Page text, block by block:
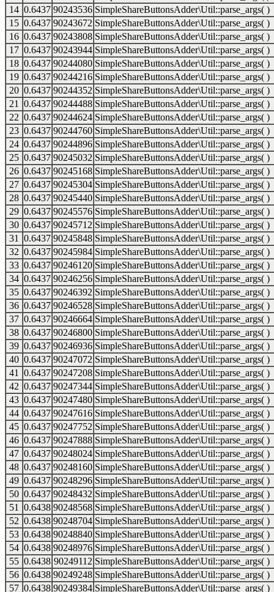
14 0.6437 90243536 SimpleShareButtonsAdder\Util::parse_args( )
15 0.6437 90243672 SimpleShareButtonsAdder\Util::parse_args( )
16 0.6437 90243808 SimpleShareButtonsAdder\Util::parse_args( )
17 0.6437 90243944 SimpleShareButtonsAdder\Util::parse_args( )
18 0.6437 90244080 SimpleShareButtonsAdder\Util::parse_args( )
19 0.6437 90244216 SimpleShareButtonsAdder\Util::parse_args( )
20 0.6437 90244352 SimpleShareButtonsAdder\Util::parse_args( )
21
0.6437 90244488 SimpleShareButtonsAdder\Util::parse_args( )
22 0.6437 90244624 SimpleShareButtonsAdder\Util::parse_args( )
23 0.6437 90244760 SimpleShareButtonsAdder\Util::parse_args( )
24 0.6437 90244896 SimpleShareButtonsAdder\Util::parse_args( )
25 0.6437 90245032 SimpleShareButtonsAdder\Util::parse_args( )
26 0.6437 90245168 SimpleShareButtonsAdder\Util::parse_args( )
27 0.6437 90245304 SimpleShareButtonsAdder\Util::parse_args( )
28 0.6437 90245440 SimpleShareButtonsAdder\Util::parse_args( )
29 0.6437 90245576 SimpleShareButtonsAdder\Util::parse_args( )
30 0.6437 90245712 SimpleShareButtonsAdder\Util::parse_args( )
31
0.6437 90245848 SimpleShareButtonsAdder\Util::parse_args( )
32 0.6437 90245984 SimpleShareButtonsAdder\Util::parse_args( )
33 0.6437 90246120 SimpleShareButtonsAdder\Util::parse_args( )
34 0.6437 90246256 SimpleShareButtonsAdder\Util::parse_args( )
35 0.6437 90246392 SimpleShareButtonsAdder\Util::parse_args( )
36 0.6437 90246528 SimpleShareButtonsAdder\Util::parse_args( )
37 0.6437 90246664 SimpleShareButtonsAdder\Util::parse_args( )
38 0.6437 90246800 SimpleShareButtonsAdder\Util::parse_args( )
39 0.6437 90246936 SimpleShareButtonsAdder\Util::parse_args( )
40 0.6437 90247072 SimpleShareButtonsAdder\Util::parse_args( )
41
0.6437 90247208 SimpleShareButtonsAdder\Util::parse_args( )
42 0.6437 90247344 SimpleShareButtonsAdder\Util::parse_args( )
43 0.6437 90247480 SimpleShareButtonsAdder\Util::parse_args( )
44 0.6437 90247616 SimpleShareButtonsAdder\Util::parse_args( )
45 0.6437 90247752 SimpleShareButtonsAdder\Util::parse_args( )
46 0.6437 90247888 SimpleShareButtonsAdder\Util::parse_args( )
47 0.6437 90248024 SimpleShareButtonsAdder\Util::parse_args( )
48 0.6437 90248160 SimpleShareButtonsAdder\Util::parse_args( )
49 0.6437 90248296 SimpleShareButtonsAdder\Util::parse_args( )
50 0.6437 90248432 SimpleShareButtonsAdder\Util::parse_args( )
51
0.6438 90248568 SimpleShareButtonsAdder\Util::parse_args( )
52 0.6438 90248704 SimpleShareButtonsAdder\Util::parse_args( )
53 0.6438 90248840 SimpleShareButtonsAdder\Util::parse_args( )
54 0.6438 90248976 SimpleShareButtonsAdder\Util::parse_args( )
55 0.6438 90249112 SimpleShareButtonsAdder\Util::parse_args( )
56 0.6438 90249248 SimpleShareButtonsAdder\Util::parse_args( )
57 0.6438 90249384 SimpleShareButtonsAdder\Util::parse_args( )